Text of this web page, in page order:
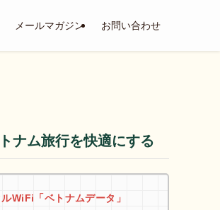
メールマガジン お問い合わせ
ナム旅行を快適にする
WiFi「ベトナムデータ」